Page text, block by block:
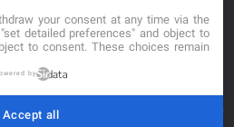
estimaciones y no se
your consent at any time via the
detailed preferences" and object to
to consent. These choices remain
by
Accept all